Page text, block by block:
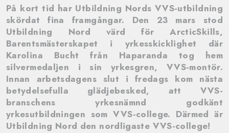
På kort tid har Utbildning Nords VVS-utbildning
skördat fina framgångar. Den 23 mars stod
Utbildning Nord värd för ArcticSkills,
Barentsmästerskapet i yrkesskicklighet där
Karolina Bucht från Haparanda tog hem
silvermedaljen i sin yrkesgren, VVS-montör.
Innan arbetsdagens slut i fredags kom nästa
betydelsefulla glädjebesked, att VVS-
branschens yrkesnämnd godkänt
yrkesutbildningen som VVS-college. Därmed är
Utbildning Nord den nordligaste VVS-college!